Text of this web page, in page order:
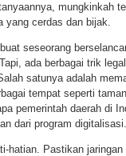
mungkinkah
yang cerdas dan bijak.
seseorang
ada berbagai trik
satunya adalah
tempat seperti
pemerintah daerah di
dari program digitalisasi.
hatian. Pastikan